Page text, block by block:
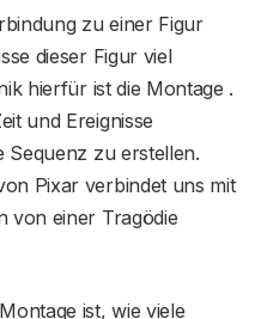
zu einer Figur
dieser Figur viel
hierfür ist die Montage .
und Ereignisse
Sequenz zu erstellen.
Pixar verbindet uns mit
von einer Tragödie
ist, wie viele